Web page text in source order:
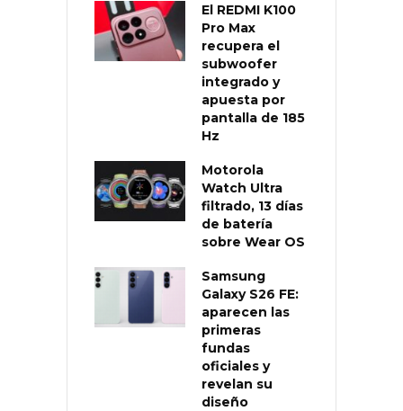
El REDMI K100
Pro Max
recupera el
subwoofer
integrado y
apuesta por
pantalla de 185
Hz
Motorola
Watch Ultra
filtrado, 13 días
de batería
sobre Wear OS
Samsung
Galaxy S26 FE:
aparecen las
primeras
fundas
oficiales y
revelan su
diseño